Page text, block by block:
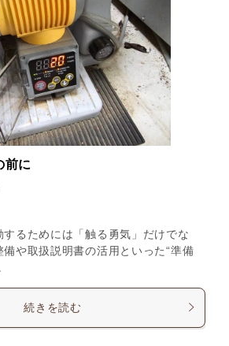
前に
するためには「触る勇気」だけでな
備や取扱説明書の活用といった“準備
続きを読む